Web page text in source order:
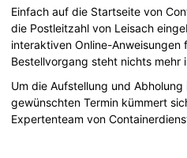
Einfach auf die Startseite von
die Postleitzahl von Leisach
interaktiven Online-
Bestellvorgang steht nichts mehr
Um die Aufstellung und Abholung
gewünschten Termin kümmert
Expertenteam von